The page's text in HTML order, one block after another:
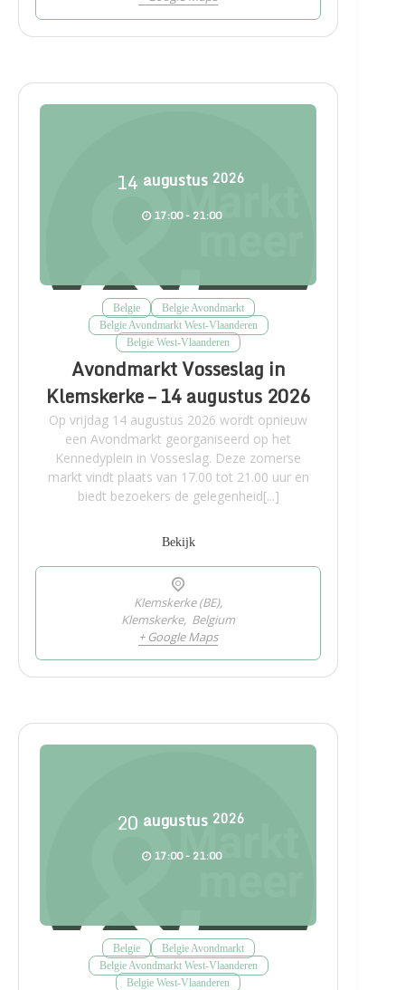
14 augustus 2026
17:00 - 21:00
Belgie
Belgie Avondmarkt
Belgie Avondmarkt West-Vlaanderen
Belgie West-Vlaanderen
Avondmarkt Vosseslag in
Klemskerke – 14 augustus 2026
Op vrijdag 14 augustus 2026 wordt opnieuw
een Avondmarkt georganiseerd op het
Kennedyplein in Vosseslag. Deze zomerse
markt vindt plaats van 17.00 tot 21.00 uur en
biedt bezoekers de gelegenheid[...]
Bekijk
Klemskerke (BE),
Klemskerke, Belgium
+ Google Maps
20 augustus 2026
17:00 - 21:00
Belgie
Belgie Avondmarkt
Belgie Avondmarkt West-Vlaanderen
Belgie West-Vlaanderen